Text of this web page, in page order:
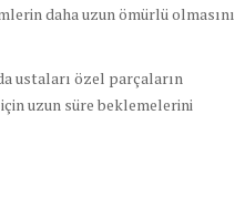
daha uzun ömürlü olmasını
ustaları özel parçaların
uzun süre beklemelerini